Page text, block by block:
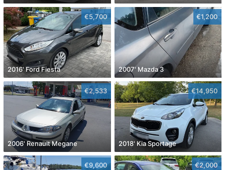
€5,700
2016' Ford Fiesta
€1,200
2007' Mazda 3
€2,533
2006' Renault Megane
€14,950
2018' Kia Sportage
€9,600 €2,000